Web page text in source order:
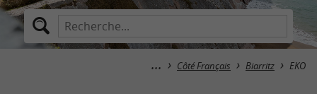
Côté Français Biarritz EKO